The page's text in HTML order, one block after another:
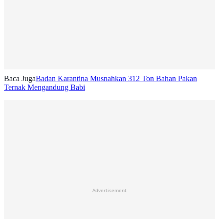
Baca JugaBadan Karantina Musnahkan 312 Ton Bahan Pakan
Ternak Mengandung Babi
Advertisement